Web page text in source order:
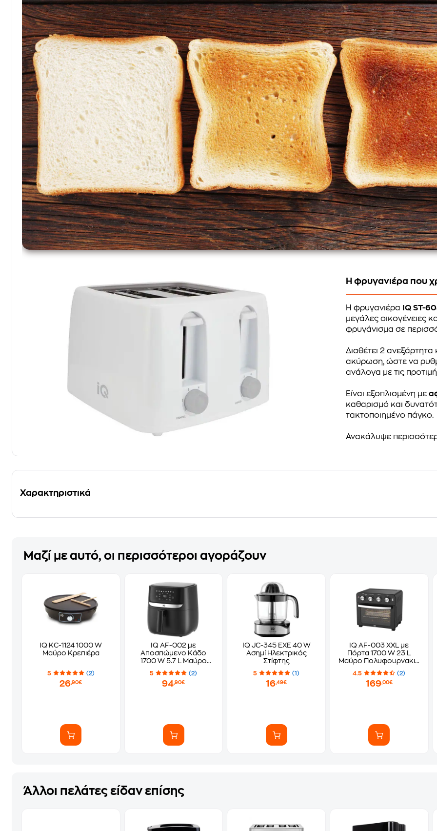
Η φρυγανιέρα που
Η φρυγανιέρα
IQ ST-
μεγάλες οικογένειες
φρυγάνισμα σε
Διαθέτει 2
ακύρωση, ώστε να
ανάλογα με τις
Είναι εξοπλισμένη με
καθαρισμό και
τακτοποιημένο πάγκο.
Ανακάλυψε
Χαρακτηριστικά
Μαζί με αυτό, οι περισσότεροι αγοράζουν
IQ KC-1124 1000 W
Μαύρο Κρεπιέρα
5 (2)
26,90€
IQ AF-002 με
Αποσπώμενο Κάδο
1700 W 5.7 L Μαύρο
Φριτέζα Αέρος
5 (2)
94,90€
IQ JC-345 EXE 40 W
Ασημί Ηλεκτρικός
Στίφτης
5 (1)
16,49€
IQ AF-003 XXL με
Πόρτα 1700 W 23 L
Μαύρο Πολυφουρνακι -
Φριτέζα Αέρος
4.5 (2)
169,00€
Άλλοι πελάτες είδαν επίσης